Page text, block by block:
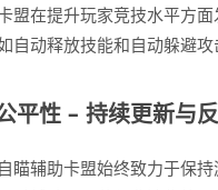
盟在提升玩家竞技水平方
自动释放技能和自动躲避
平性 – 持续更新与
瞄辅助卡盟始终致力于保